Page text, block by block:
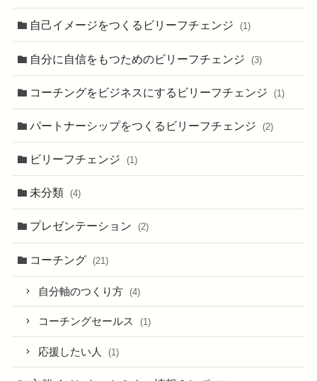
自己イメージをつくるビリーフチェンジ (1)
自分に自信をもつためのビリーフチェンジ (3)
コーチングをビジネスにするビリーフチェンジ (1)
パートナーシップをつくるビリーフチェンジ (2)
ビリーフチェンジ (1)
未分類 (4)
プレゼンテーション (2)
コーチング (21)
自分軸のつくり方 (4)
コーチングセールス (1)
応援したい人 (1)